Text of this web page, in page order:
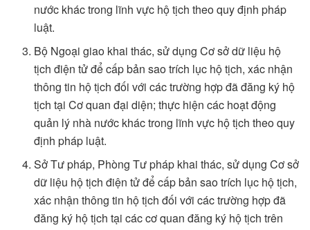
nước khác trong lĩnh vực hộ tịch theo quy định pháp
luật.
Bộ Ngoại giao khai thác, sử dụng Cơ sở dữ liệu hộ
tịch điện tử để cấp bản sao trích lục hộ tịch, xác nhận
thông tin hộ tịch đối với các trường hợp đã đăng ký hộ
tịch tại Cơ quan đại diện; thực hiện các hoạt động
quản lý nhà nước khác trong lĩnh vực hộ tịch theo quy
định pháp luật.
Sở Tư pháp, Phòng Tư pháp khai thác, sử dụng Cơ sở
dữ liệu hộ tịch điện tử để cấp bản sao trích lục hộ tịch,
xác nhận thông tin hộ tịch đối với các trường hợp đã
đăng ký hộ tịch tại các cơ quan đăng ký hộ tịch trên